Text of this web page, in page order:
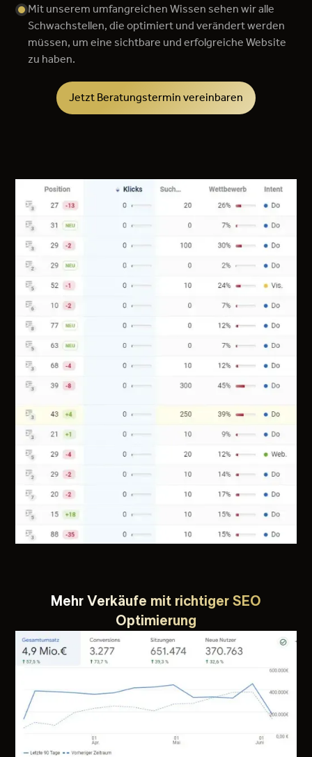
Mit unserem umfangreichen Wissen sehen wir alle
Schwachstellen, die optimiert und verändert werden
müssen, um eine sichtbare und erfolgreiche Website
zu haben.
Jetzt Beratungstermin vereinbaren
Mehr Verkäufe mit richtiger SEO
Optimierung